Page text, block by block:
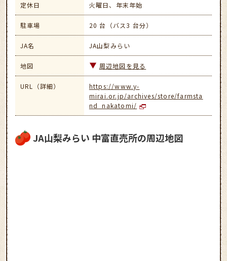
定休日 火曜日、年末年始
駐車場 20 台（バス3 台分）
JA名 JA山梨みらい
地図 周辺地図を見る
URL（詳細）
https://www.y-
mirai.or.jp/archives/store/farmsta
nd_nakatomi/
JA山梨みらい 中富直売所の周辺地図